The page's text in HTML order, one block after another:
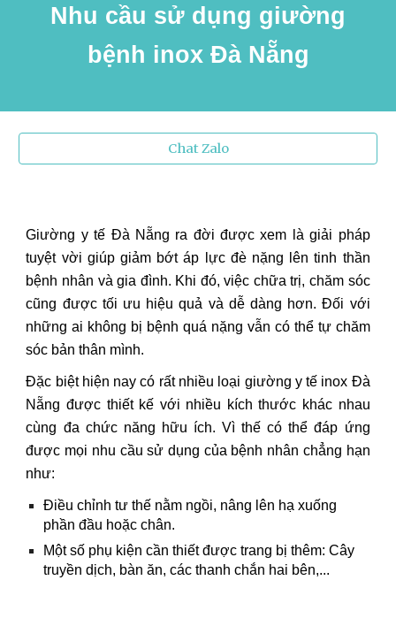
Nhu cầu sử dụng giường
bệnh inox Đà Nẵng
Chat Zalo
Giường y tế Đà Nẵng ra đời được xem là giải pháp
tuyệt vời giúp giảm bớt áp lực đè nặng lên tinh thần
bệnh nhân và gia đình. Khi đó, việc chữa trị, chăm sóc
cũng được tối ưu hiệu quả và dễ dàng hơn. Đối với
những ai không bị bệnh quá nặng vẫn có thể tự chăm
sóc bản thân mình.
Đặc biệt hiện nay có rất nhiều loại giường y tế inox Đà
Nẵng được thiết kế với nhiều kích thước khác nhau
cùng đa chức năng hữu ích. Vì thế có thể đáp ứng
được mọi nhu cầu sử dụng của bệnh nhân chẳng hạn
như:
Điều chỉnh tư thế nằm ngồi, nâng lên hạ xuống
phần đầu hoặc chân.
Một số phụ kiện cần thiết được trang bị thêm: Cây
truyền dịch, bàn ăn, các thanh chắn hai bên,...